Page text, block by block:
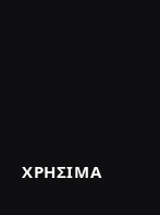
ΧΡΉΣΙΜΑ